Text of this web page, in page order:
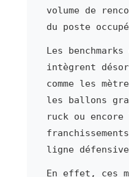
volume de
du poste
Les
intègrent
comme les
les ballons
ruck ou encore
ligne
En effet, ces